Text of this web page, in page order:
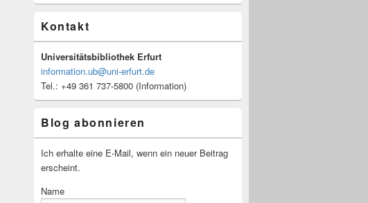
Kontakt
Universitätsbibliothek Erfurt
information.ub@uni-erfurt.de
Tel.: +49 361 737-5800 (Information)
Blog abonnieren
Ich erhalte eine E-Mail, wenn ein neuer Beitrag
erscheint.
Name